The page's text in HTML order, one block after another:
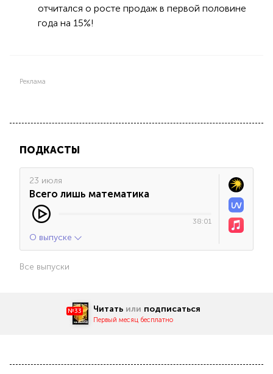
отчитался о росте продаж в первой половине
года на 15%!
Реклама
ПОДКАСТЫ
23 июля
Всего лишь математика
38:01
О выпуске
Все выпуски
№33 Читать или подписаться
Первый месяц бесплатно